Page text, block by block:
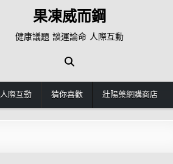
果凍威而鋼
健康議題 談運論命 人際互動
人際互動 猜你喜歡 壯陽藥網購商店